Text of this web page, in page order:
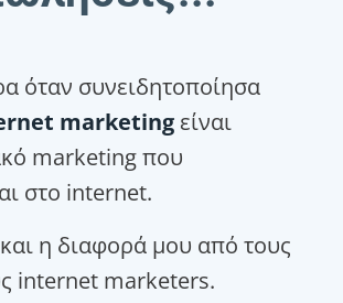
όταν συνειδητοποίησα
marketing είναι
marketing που
στο internet.
η διαφορά μου από τους
internet marketers.